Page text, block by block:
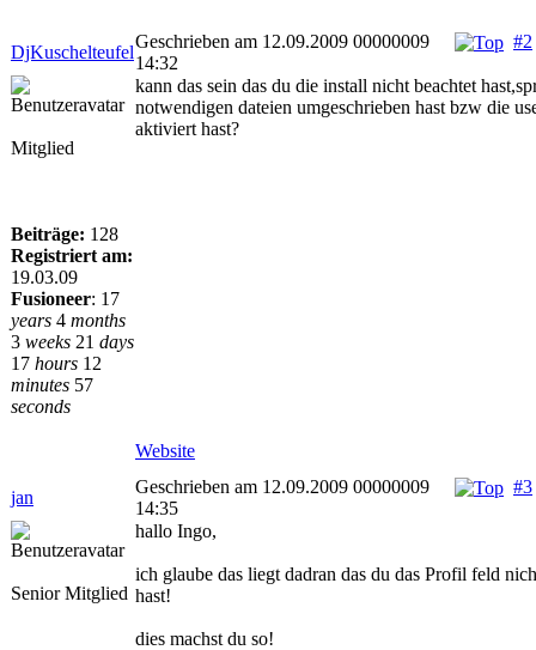
DjKuschelteufel
#2
Geschrieben am 12.09.2009 00000009
14:32
Mitglied
Beiträge: 128
Registriert am:
19.03.09
Fusioneer: 17
years 4 months
3 weeks 21 days
17 hours 12
minutes 57
seconds
kann das sein das du die install nicht beachtet
notwendigen dateien umgeschrieben hast bzw die
aktiviert hast?
Website
jan
#3
Geschrieben am 12.09.2009 00000009
14:35
Senior Mitglied
hallo Ingo,
ich glaube das liegt dadran das du das Profil feld
hast!
dies machst du so!